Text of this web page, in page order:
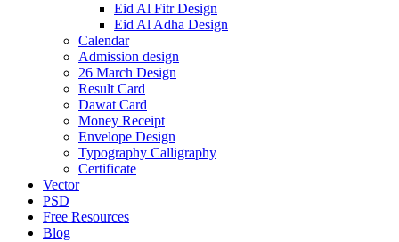
Eid Al Fitr Design
Eid Al Adha Design
Calendar
Admission design
26 March Design
Result Card
Dawat Card
Money Receipt
Envelope Design
Typography Calligraphy
Certificate
Vector
PSD
Free Resources
Blog